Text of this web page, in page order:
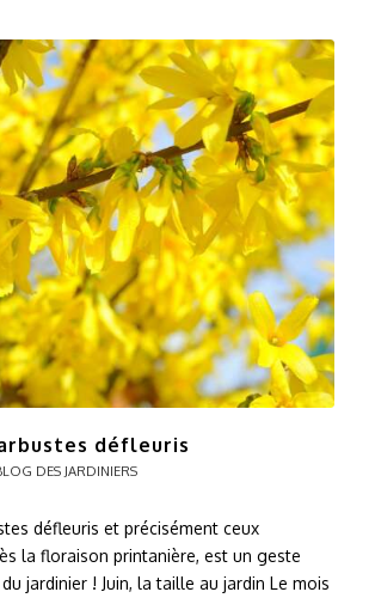
défleuris
DES JARDINIERS
défleuris et précisément ceux
la floraison printanière, est un geste
jardinier ! Juin, la taille au jardin Le mois